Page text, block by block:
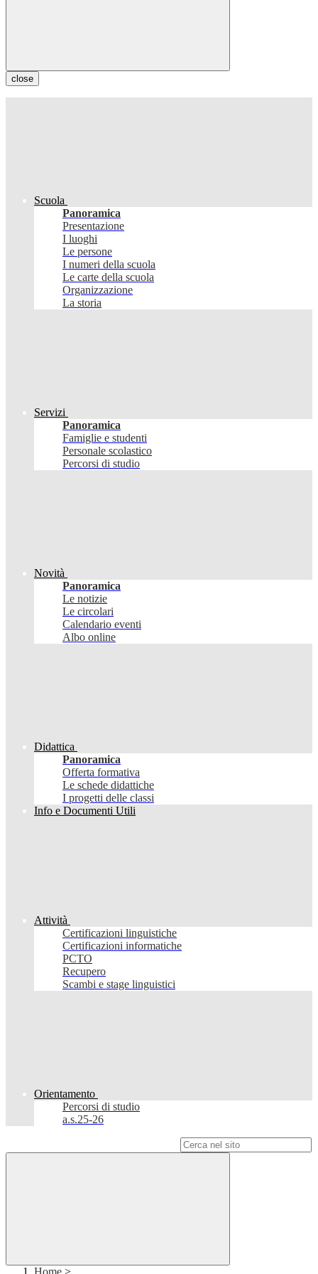
close
Scuola
Panoramica
Presentazione
I luoghi
Le persone
I numeri della scuola
Le carte della scuola
Organizzazione
La storia
Servizi
Panoramica
Famiglie e studenti
Personale scolastico
Percorsi di studio
Novità
Panoramica
Le notizie
Le circolari
Calendario eventi
Albo online
Didattica
Panoramica
Offerta formativa
Le schede didattiche
I progetti delle classi
Info e Documenti Utili
Attività
Certificazioni linguistiche
Certificazioni informatiche
PCTO
Recupero
Scambi e stage linguistici
Orientamento
Percorsi di studio
a.s.25-26